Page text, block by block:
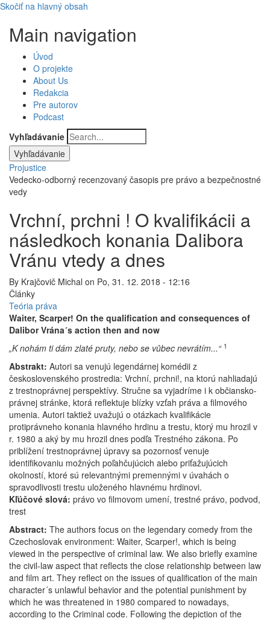
Skočiť na hlavný obsah
Main navigation
Úvod
O projekte
About Us
Redakcia
Pre autorov
Podcast
Vyhľadávanie
Projustice
Vedecko-odborný recenzovaný časopis pre právo a bezpečnostné
vedy
Vrchní, prchni ! O kvalifikácii a
následkoch konania Dalibora
Vránu vtedy a dnes
By Krajčovič Michal on Po, 31. 12. 2018 - 12:16
Články
Teória práva
Waiter, Scarper! On the qualification and consequences of
Dalibor Vrána´s action then and now
„K nohám ti dám zlaté pruty, nebo se vůbec nevrátím...“ 1
Abstrakt: Autori sa venujú legendárnej komédii z
československého prostredia: Vrchní, prchni!, na ktorú nahliadajú
z trestnoprávnej perspektívy. Stručne sa vyjadríme i k občiansko-
právnej stránke, ktorá reflektuje blízky vzťah práva a filmového
umenia. Autori taktiež uvažujú o otázkach kvalifikácie
protiprávneho konania hlavného hrdinu a trestu, ktorý mu hrozil v
r. 1980 a aký by mu hrozil dnes podľa Trestného zákona. Po
priblížení trestnoprávnej úpravy sa pozornosť venuje
identifikovaniu možných poľahčujúcich alebo priťažujúcich
okolností, ktoré sú relevantnými premennými v úvahách o
spravodlivosti trestu uloženého hlavnému hrdinovi.
Kľúčové slová: právo vo filmovom umení, trestné právo, podvod,
trest
Abstract: The authors focus on the legendary comedy from the
Czechoslovak environment: Waiter, Scarper!, which is being
viewed in the perspective of criminal law. We also briefly examine
the civil-law aspect that reflects the close relationship between law
and film art. They reflect on the issues of qualification of the main
character´s unlawful behavior and the potential punishment by
which he was threatened in 1980 compared to nowadays,
according to the Criminal code. Following the depiction of the